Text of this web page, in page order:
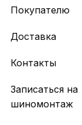
Покупателю
Доставка
Контакты
Записаться на
шиномонтаж